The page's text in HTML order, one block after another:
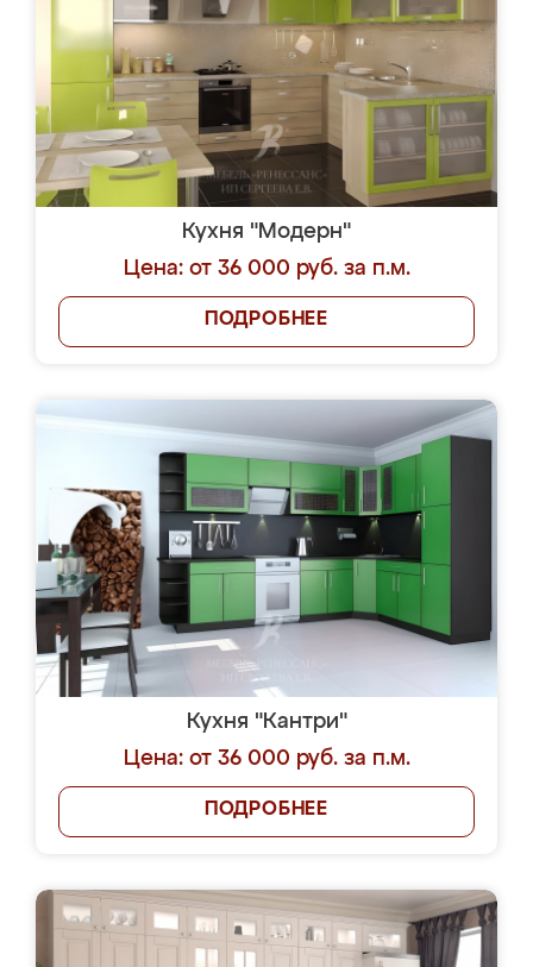
Кухня "Модерн"
Цена: от 36 000 руб. за п.м.
ПОДРОБНЕЕ
Кухня "Кантри"
Цена: от 36 000 руб. за п.м.
ПОДРОБНЕЕ